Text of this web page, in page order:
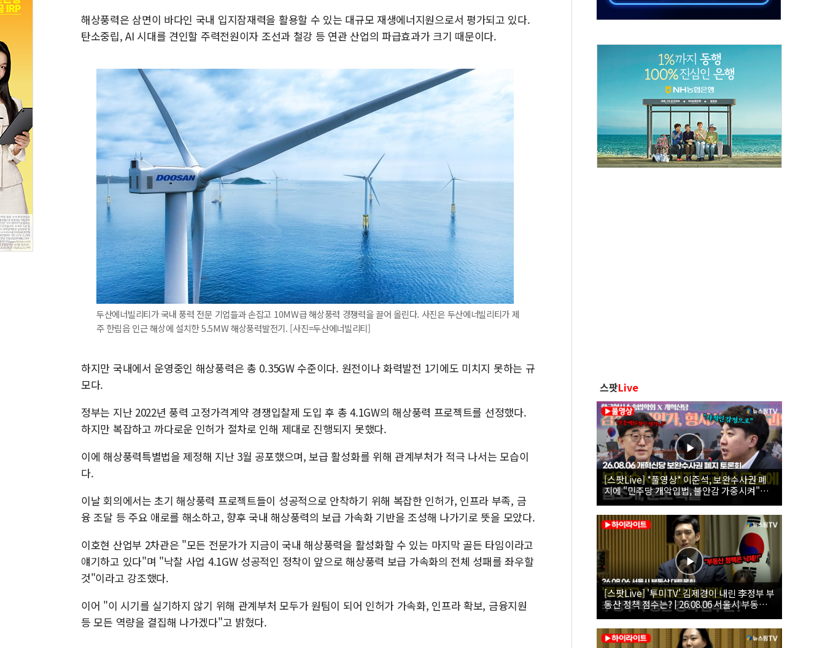
해상풍력은 삼면이 바다인 국내 입지잠재력을 활용할 수 있는 대규모 재생에너지원으로서 평가되고 있다.
탄소중립, AI 시대를 견인할 주력전원이자 조선과 철강 등 연관 산업의 파급효과가 크기 때문이다.
두산에너빌리티가 국내 풍력 전문 기업들과 손잡고 10MW급 해상풍력 경쟁력을 끌어 올린다. 사진은 두산에너빌리티가 제
주 한림읍 인근 해상에 설치한 5.5MW 해상풍력발전기. [사진=두산에너빌리티]
하지만 국내에서 운영중인 해상풍력은 총 0.35GW 수준이다. 원전이나 화력발전 1기에도 미치지 못하는 규
모다.
정부는 지난 2022년 풍력 고정가격계약 경쟁입찰제 도입 후 총 4.1GW의 해상풍력 프로젝트를 선정했다.
하지만 복잡하고 까다로운 인허가 절차로 인해 제대로 진행되지 못했다.
이에 해상풍력특별법을 제정해 지난 3월 공포했으며, 보급 활성화를 위해 관계부처가 적극 나서는 모습이
다.
이날 회의에서는 초기 해상풍력 프로젝트들이 성공적으로 안착하기 위해 복잡한 인허가, 인프라 부족, 금
융 조달 등 주요 애로를 해소하고, 향후 국내 해상풍력의 보급 가속화 기반을 조성해 나가기로 뜻을 모았다.
이호현 산업부 2차관은 "모든 전문가가 지금이 국내 해상풍력을 활성화할 수 있는 마지막 골든 타임이라고
얘기하고 있다"며 "낙찰 사업 4.1GW 성공적인 정착이 앞으로 해상풍력 보급 가속화의 전체 성패를 좌우할
것"이라고 강조했다.
이어 "이 시기를 실기하지 않기 위해 관계부처 모두가 원팀이 되어 인허가 가속화, 인프라 확보, 금융지원
등 모든 역량을 결집해 나가겠다"고 밝혔다.
스팟Live
[스팟Live] *풀영상* 이준석, 보완수사권 폐
지에 "민주당 개악입법, 불안감 가중시켜"｜
26.08.06 개혁신당 보완수사권 폐지 토론회
[스팟Live] '투미TV' 김제경이 내린 李정부 부
동산 정책 점수는? | 26.08.06 서울시 부동산
대토론회